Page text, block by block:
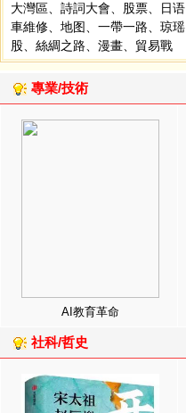
大灣區
詩詞大會 股票 日语
車維修
地图 一帶一路 琼瑶
股
絲綢之路 漫畫 貿易戰
專業/技術
AI教育革命
社科/哲史